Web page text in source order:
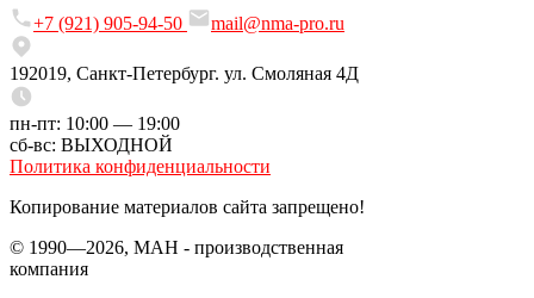
+7 (921) 905-94-50 mail@nma-pro.ru
192019, Санкт-Петербург. ул. Смоляная 4Д
пн-пт: 10:00 — 19:00
сб-вс: ВЫХОДНОЙ
Политика конфиденциальности
Копирование материалов сайта запрещено!
© 1990—2026, МАН - производственная
компания